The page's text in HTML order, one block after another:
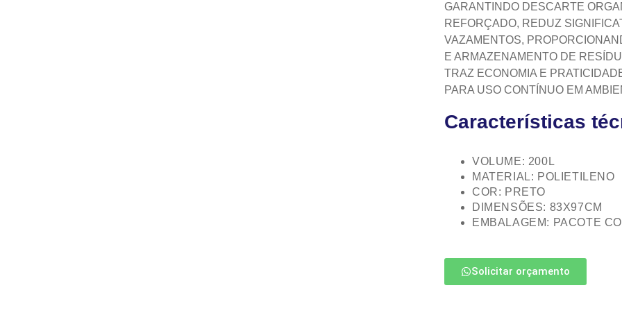
GARANTINDO DESCARTE
REFORÇADO, REDUZ
VAZAMENTOS,
E ARMAZENAMENTO DE
TRAZ ECONOMIA E
PARA USO CONTÍNUO EM
Características
VOLUME: 200L
MATERIAL: POLIETILENO
COR: PRETO
DIMENSÕES: 83X97CM
EMBALAGEM: PACOTE
Solicitar orçamento